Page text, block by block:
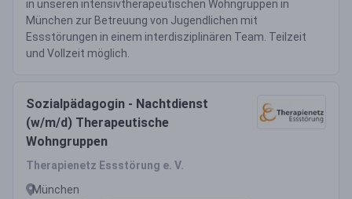
in unseren intensivtherapeutischen Wohngruppen in
München zur Betreuung von Jugendlichen mit
Essstörungen in einem interdisziplinären Team. Teilzeit
und Vollzeit möglich.
Sozialpädagogin - Nachtdienst
(w/m/d) Therapeutische
Wohngruppen
Therapienetz Essstörung e. V.
München